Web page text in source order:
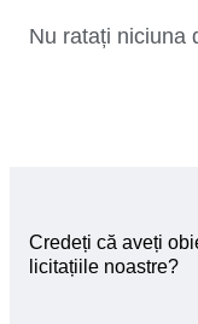
Nu ratați niciuna
Credeți că aveți
licitațiile noastre?